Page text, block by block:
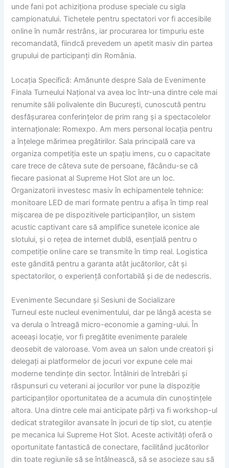
unde fani pot achiziționa produse speciale cu sigla
campionatului. Tichetele pentru spectatori vor fi accesibile
online în număr restrâns, iar procurarea lor timpuriu este
recomandată, fiindcă prevedem un apetit masiv din partea
grupului de participanți din România.
Locația Specifică: Amănunte despre Sala de Evenimente
Finala Turneului Național va avea loc într-una dintre cele mai
renumite săli polivalente din București, cunoscută pentru
desfășurarea conferințelor de prim rang și a spectacolelor
internaționale: Romexpo. Am mers personal locația pentru
a înțelege mărimea pregătirilor. Sala principală care va
organiza competiția este un spațiu imens, cu o capacitate
care trece de câteva sute de persoane, făcându-se că
fiecare pasionat al Supreme Hot Slot are un loc.
Organizatorii investesc masiv în echipamentele tehnice:
monitoare LED de mari formate pentru a afișa în timp real
mișcarea de pe dispozitivele participanților, un sistem
acustic captivant care să amplifice sunetele iconice ale
slotului, și o rețea de internet dublă, esențială pentru o
competiție online care se transmite în timp real. Logistica
este gândită pentru a garanta atât jucătorilor, cât și
spectatorilor, o experiență confortabilă și de de nedescris.
Evenimente Secundare și Sesiuni de Socializare
Turneul este nucleul evenimentului, dar pe lângă acesta se
va derula o întreagă micro-economie a gaming-ului. În
aceeași locație, vor fi pregătite evenimente paralele
deosebit de valoroase. Vom avea un salon unde creatori și
delegați ai platformelor de jocuri vor expune cele mai
moderne tendințe din sector. Întâlniri de întrebări și
răspunsuri cu veterani ai jocurilor vor pune la dispoziție
participanților oportunitatea de a acumula din cunoștințele
altora. Una dintre cele mai anticipate părți va fi workshop-ul
dedicat strategiilor avansate în jocuri de tip slot, cu atenție
pe mecanica lui Supreme Hot Slot. Aceste activități oferă o
oportunitate fantastică de conectare, facilitând jucătorilor
din toate regiunile să se întâlnească, să se asocieze sau să